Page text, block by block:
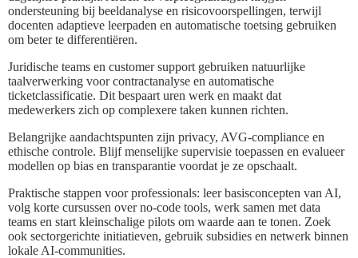
ondersteuning bij beeldanalyse en risicovoorspellingen, terwijl
docenten adaptieve leerpaden en automatische toetsing gebruiken
om beter te differentiëren.
Juridische teams en customer support gebruiken natuurlijke
taalverwerking voor contractanalyse en automatische
ticketclassificatie. Dit bespaart uren werk en maakt dat
medewerkers zich op complexere taken kunnen richten.
Belangrijke aandachtspunten zijn privacy, AVG-compliance en
ethische controle. Blijf menselijke supervisie toepassen en evalueer
modellen op bias en transparantie voordat je ze opschaalt.
Praktische stappen voor professionals: leer basisconcepten van AI,
volg korte cursussen over no-code tools, werk samen met data
teams en start kleinschalige pilots om waarde aan te tonen. Zoek
ook sectorgerichte initiatieven, gebruik subsidies en netwerk binnen
lokale AI-communities.